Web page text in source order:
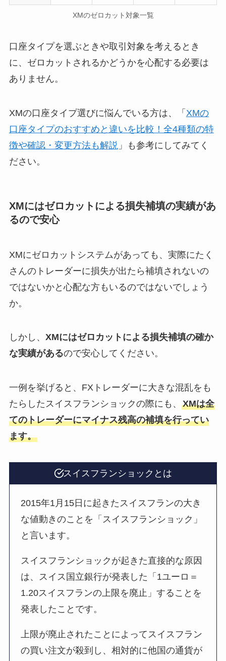
XMのゼロカット対象一覧
口座タイプを選ぶときや取引対象を考えるとき
に、ゼロカットされるかどうかを心配する必要は
ありません。
XMの口座タイプ選びに悩んでいる方は、「 XMの
口座タイプのおすすめと違いを比較！全4種類の特
徴や確認・変更方法も解説 」も参考にしてみてく
ださい。
XMにはゼロカットによる損失補填の実績があ
るので安心
XMにゼロカットシステムがあっても、実際にたく
さんのトレーダーに損失が出たら補填されないの
ではないかと心配な方もいるのではないでしょう
か。
しかし、 XMにはゼロカットによる損失補填の確か
な実績があるので安心してください。
一例を挙げると、FXトレーダーに大きな混乱をも
たらしたスイスフランショックの際にも、 XMは全
てのトレーダーにマイナス残高の補填を行ってい
ます。
スイスフランショックとは
2015年1月15日に起きたスイスフランの大き
な値動きのことを「スイスフランショック」
と言います。
スイスフランショックが起きた直接的な原因
は、スイス国立銀行が発表した「1ユーロ＝
1.20スイスフランの上限を廃止」することを
発表したことです。
上限が廃止されたことによってスイスフラン
の買い注文が殺到し、相対的に他国の通貨が